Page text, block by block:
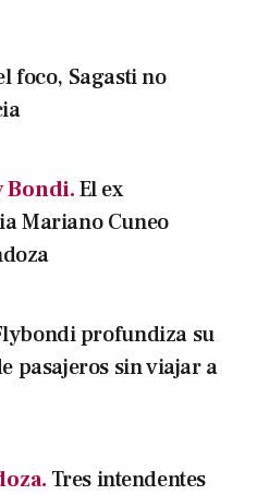
foco, Sagasti no
Bondi.El ex
Mariano Cuneo
profundiza su
pasajeros sin viajar a
Tres intendentes